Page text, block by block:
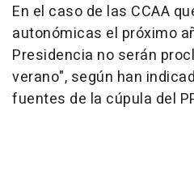
En el caso de las CCAA
autonómicas el próximo
Presidencia no serán
verano", según han
fuentes de la cúpula del